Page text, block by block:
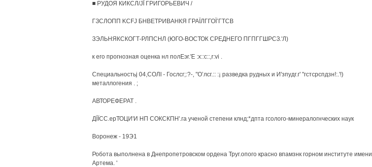
■ РУДОЯ КИКСЛ/JÎ ГРИГОРЬЕВИЧ /
ГЗСЛОПП KCFJ БНВЕТРИВАНКЯ ГРАЇЛГГОЇ’ГТСВ
ЗЭЛЬНЯКСКОГТ-РЛПСНЛ (ЮГО-ВОСТОК СРЕДНЕГО ПГПГГШРСЗ.'Л)
к его прогнозная оценка нл полЕэг.'Е :x::c::,r:vi .
Специальностьj 04,СОЛІ - Гослсг;:?-, "О’лсг.:: :¡ разведка рудных и И'зпудг.г' "гстсрспдзн!:.'!)
металлогения . ;
АВТОРЕФЕРАТ .
ДЇЇСС.ерТОЦИ'И НП СОКСКПН'.га ученой степени клнд;*дпта гсолого-минералогнческих наук
Воронеж - 19Э1
Робота выполнена в Днепропетровском ордена Труг.опого красно впамзнк горном институте имени
Артема. '